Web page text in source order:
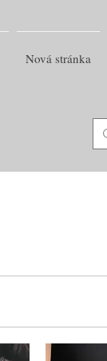
Nová stránka